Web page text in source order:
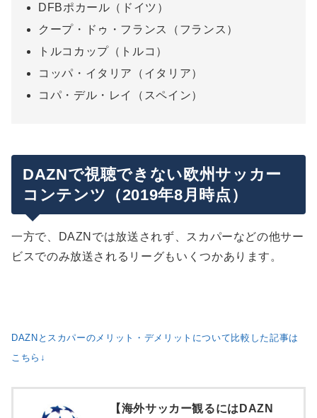
DFBポカール（ドイツ）
クープ・ドゥ・フランス（フランス）
トルコカップ（トルコ）
コッパ・イタリア（イタリア）
コパ・デル・レイ（スペイン）
DAZNで視聴できない欧州サッカー
コンテンツ（2019年8月時点）
一方で、DAZNでは放送されず、スカパーなどの他サー
ビスでのみ放送されるリーグもいくつかあります。
DAZNとスカパーのメリット・デメリットについて比較した記事は
こちら↓
【海外サッカー観るにはDAZN